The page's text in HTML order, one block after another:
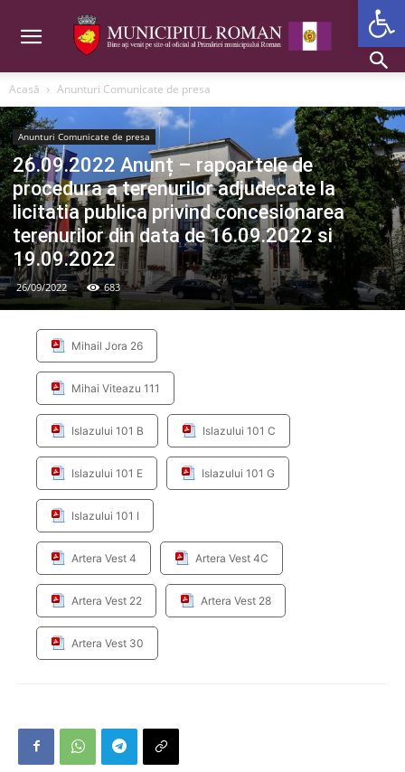
Acasă Anunturi Comunicate de presa
Anunturi Comunicate de presa
26.09.2022 Anunț – rapoartele de
procedura a terenurilor adjudecate la
licitatia publica privind concesionarea
terenurilor din data de 16.09.2022 si
19.09.2022
26/09/2022 683
Mihail Jora 26
Mihai Viteazu 111
Islazului 101 B Islazului 101 C
Islazului 101 E Islazului 101 G
Islazului 101 I
Artera Vest 4 Artera Vest 4C
Artera Vest 22 Artera Vest 28
Artera Vest 30